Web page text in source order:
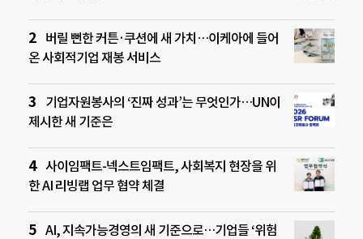
버릴 뻔한 커튼·쿠션에 새 가치…이케아에 들어
온 사회적기업 재봉 서비스
기업자원봉사의 ‘진짜 성과’는 무엇인가…UN이
제시한 새 기준은
사이임팩트-넥스트임팩트, 사회복지 현장을 위
한 AI 리빙랩 업무 협약 체결
AI, 지속가능경영의 새 기준으로…기업들 ‘위험